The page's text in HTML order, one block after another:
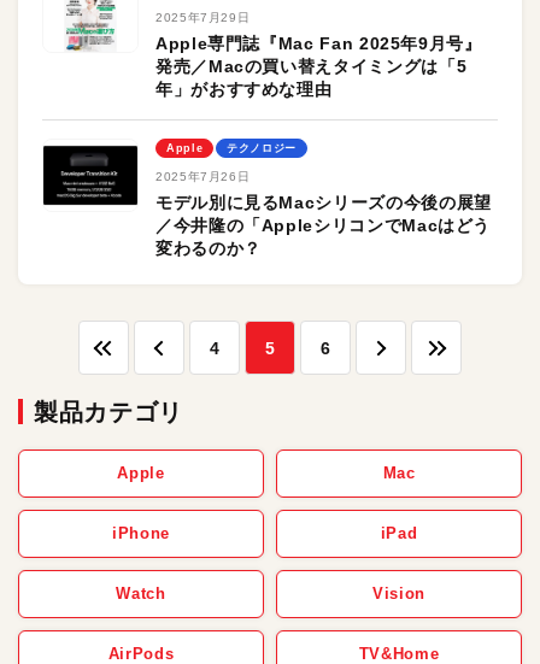
2025年7月29日
Apple専門誌『Mac Fan 2025年9月号』
発売／Macの買い替えタイミングは「5
年」がおすすめな理由
Apple テクノロジー
2025年7月26日
モデル別に見るMacシリーズの今後の展望
／今井隆の「AppleシリコンでMacはどう
変わるのか？
4 5 6
製品カテゴリ
Apple Mac
iPhone iPad
Watch Vision
AirPods TV&Home